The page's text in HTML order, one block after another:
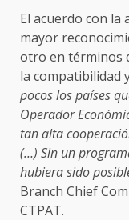
El acuerdo con la
mayor
otro en términos
la compatibilidad
pocos los países
Operador
tan alta
(…) Sin un
hubiera sido
Branch Chief
CTPAT.